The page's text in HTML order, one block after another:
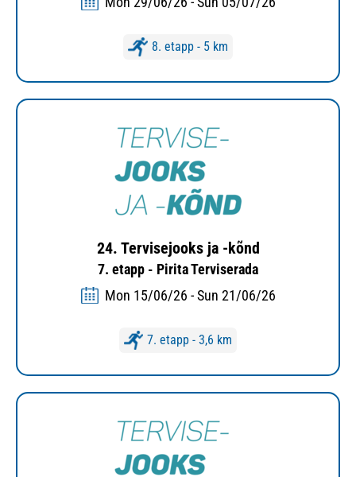
8. etapp - 5 km
24. Tervisejooks ja -kõnd
7. etapp - Pirita Terviserada
Mon 15/06/26 - Sun 21/06/26
7. etapp - 3,6 km